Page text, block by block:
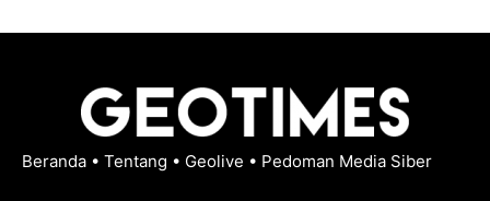
Beranda • Tentang • Geolive • Pedoman Media Siber